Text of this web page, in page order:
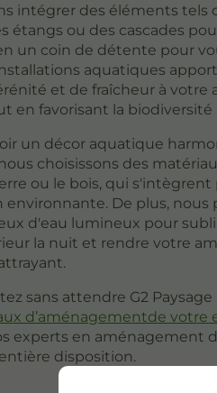
intégrer des éléments tels
étangs ou des cascades
un coin de détente pour
aquatiques
et de fraîcheur à votre
en favorisant la biodiversité
un décor aquatique
choisissons des
ou le bois, qui
environnante. De plus, nous
d'eau lumineux pour
la nuit et rendre votre
sans attendre G2
d’aménagementde votre
experts en aménagement
disposition.